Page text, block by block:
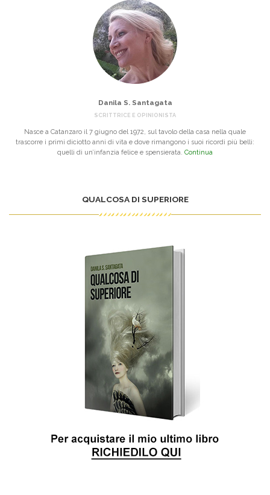
Danila S. Santagata
SCRITTRICE E OPINIONISTA
Nasce a Catanzaro il 7 giugno del 1972, sul tavolo della casa nella quale
trascorre i primi diciotto anni di vita e dove rimangono i suoi ricordi più belli:
quelli di un’infanzia felice e spensierata. Continua
QUALCOSA DI SUPERIORE